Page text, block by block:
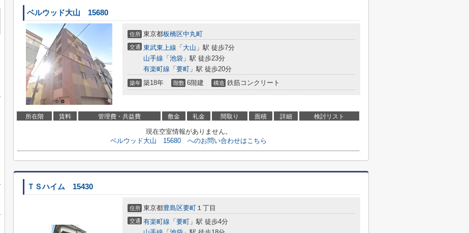
ベルウッド大山 15680
住所 東京都板橋区中丸町
交通 東武東上線 「 大山 」駅 徒歩7分
山手線 「 池袋 」駅 徒歩23分
有楽町線 「 要町 」駅 徒歩20分
築年 築18年 階数 6階建 構造 鉄筋コンクリート
所在階 賃料 管理費・共益費 敷金 礼金 間取り 面積 詳細 検討リスト
現在空室情報がありません。
ベルウッド大山 15680 へのお問い合わせはこちら
ＴＳハイム 15430
住所 東京都豊島区要町 １丁目
交通 有楽町線 「 要町 」駅 徒歩4分